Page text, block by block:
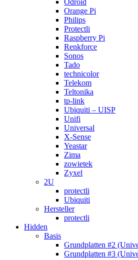
Odroid
Orange Pi
Philips
Protectli
Raspberry Pi
Renkforce
Sonos
Tado
technicolor
Telekom
Teltonika
tp-link
Ubiquiti – UISP
Unifi
Universal
X-Sense
Yeastar
Zima
zowietek
Zyxel
2U
protectli
Ubiquiti
Hersteller
protectli
Hidden
Basis
Grundplatten #2
Grundplatten #3